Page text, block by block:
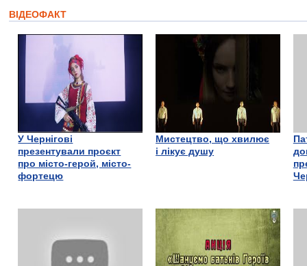
ВІДЕОФАКТ
У Чернігові
презентували проєкт
про місто-герой, місто-
фортецю
Мистецтво, що хвилює
і лікує душу